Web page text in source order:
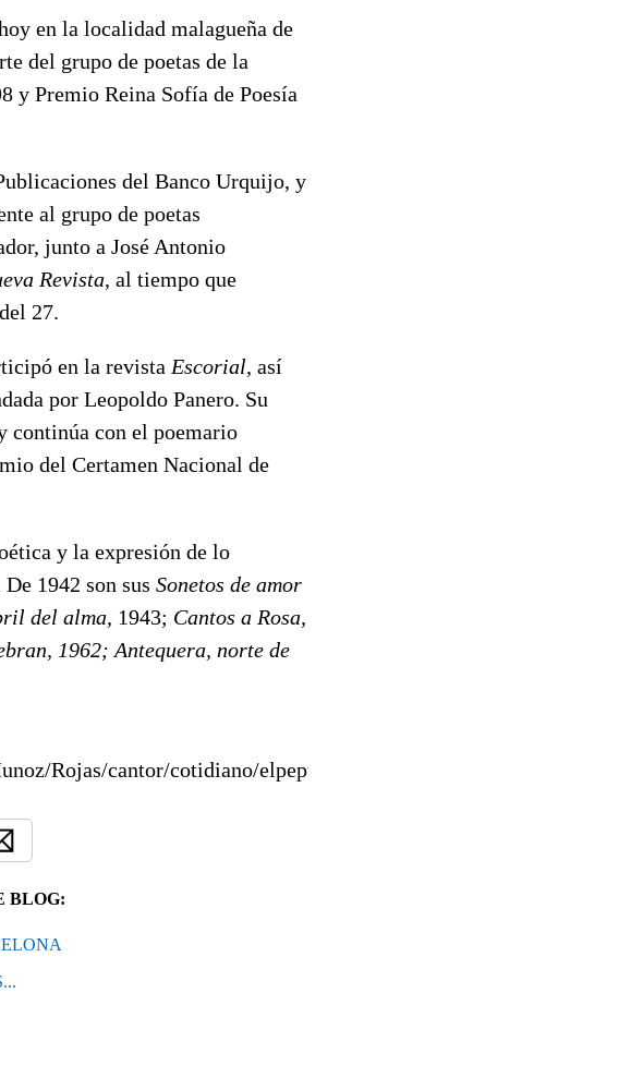
en la localidad malagueña de
del grupo de poetas de la
y Premio Reina Sofía de Poesía
del Banco Urquijo, y
al grupo de poetas
junto a José Antonio
Revista, al tiempo que
27.
en la revista Escorial, así
por Leopoldo Panero. Su
continúa con el poemario
del Certamen Nacional de
y la expresión de lo
1942 son sus Sonetos de amor
del alma, 1943; Cantos a Rosa,
, 1962; Antequera, norte de
Rojas/cantor/cotidiano/elpepucul/20090929elpepucul_3/Tes
BLOG: